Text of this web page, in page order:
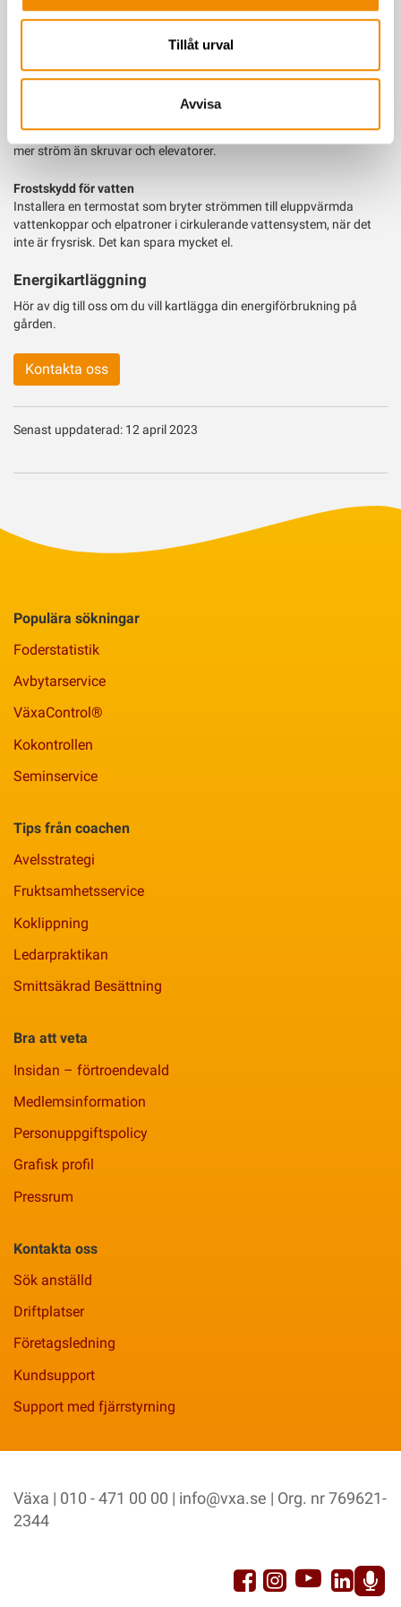
Tillåt urval
Avvisa
när det finns behov av elektriskt ljus.
En eldriven foderblandare är bra ur miljösynpunkt. Blanda mixen så
korna inte kan sortera. Genom att hålla knivarna skarpa får du
flytta spannmål genom att blåsa, eftersom transportfläktar kräver
mer ström än skruvar och elevatorer.
Frostskydd för vatten
Installera en termostat som bryter strömmen till eluppvärmda
vattenkoppar och elpatroner i cirkulerande vattensystem, när det
inte är frysrisk. Det kan spara mycket el.
Energikartläggning
Hör av dig till oss om du vill kartlägga din energiförbrukning på
gården.
Kontakta oss
Senast uppdaterad: 12 april 2023
Populära sökningar
Foderstatistik
Avbytarservice
VäxaControl®
Kokontrollen
Seminservice
Tips från coachen
Avelsstrategi
Fruktsamhetsservice
Koklippning
Ledarpraktikan
Smittsäkrad Besättning
Bra att veta
Insidan – förtroendevald
Medlemsinformation
Personuppgiftspolicy
Grafisk profil
Pressrum
Kontakta oss
Sök anställd
Driftplatser
Företagsledning
Kundsupport
Support med fjärrstyrning
Växa | 010 - 471 00 00 | info@vxa.se | Org. nr 769621-
2344
Facebook
Instagram